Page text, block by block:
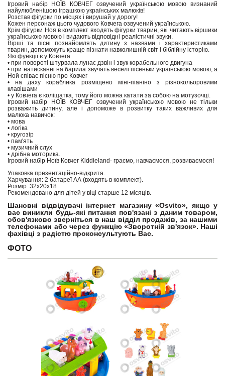
Ігровий набір НОЇВ КОВЧЕГ озвучений українською мовою визнаний
найулюбленішою іграшкою українських малюків!
Розстав фігурки по місцях і вирушай у дорогу!
Кожен персонаж цього чудового Ковчега озвучений українською.
Крім фігурки Ноя в комплект входять фігурки тварин, які читають віршики
українською мовою і видають відповідні реалістичні звуки.
Вірші та пісні познайомлять дитину з назвами і характеристиками
тварин, допоможуть краще пізнати навколишній світ і біблійну історію.
Які функції є у ​​Ковчега
• при повороті штурвала лунає дзвін і звук корабельного двигуна
• при натисканні на барила звучать веселі пісеньки українською мовою, а
Ной співає пісню про Ковчег
• на даху кораблика розміщено міні-піаніно з різнокольоровими
клавішами
• у Ковчега є коліщатка, тому його можна катати за собою на мотузочці.
Ігровий набір НОЇВ КОВЧЕГ озвучений українською мовою не тільки
розважить дитину, але і допоможе в розвитку таких важливих для
малюка навичок:
• мова
• логіка
• кругозір
• пам'ять
• музичний слух
• дрібна моторика.
Ігровий набір Ноїв Ковчег Kiddieland- граємо, навчаємося, розвиваємося!
Упаковка презентаційно-відкрита.
Харчування: 2 батареї АА (входять в комплект).
Розмір: 32х20х18.
Рекомендовано для дітей у віці старше 12 місяців.
Шановні відвідувачі інтернет магазину «Osvito», якщо у
вас виникли будь-які питання пов'язані з даним товаром,
обов'язково зверніться в наш відділ продажів, за нашими
телефонами або через функцію «Зворотній зв'язок». Наші
фахівці з радістю проконсультують Вас.
ФОТО